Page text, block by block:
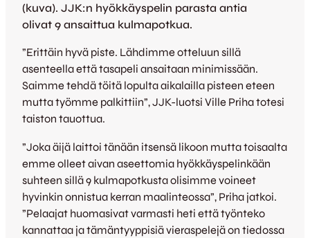
(kuva). JJK:n hyökkäyspelin parasta antia
olivat 9 ansaittua kulmapotkua.
”Erittäin hyvä piste. Lähdimme otteluun sillä
asenteella että tasapeli ansaitaan minimissään.
Saimme tehdä töitä lopulta aikalailla pisteen eteen
mutta työmme palkittiin”, JJK-luotsi Ville Priha totesi
taiston tauottua.
”Joka äijä laittoi tänään itsensä likoon mutta toisaalta
emme olleet aivan aseettomia hyökkäyspelinkään
suhteen sillä 9 kulmapotkusta olisimme voineet
hyvinkin onnistua kerran maalinteossa”, Priha jatkoi.
”Pelaajat huomasivat varmasti heti että työnteko
kannattaa ja tämäntyyppisiä vieraspelejä on tiedossa